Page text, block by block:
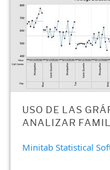
USO DE LAS
ANALIZAR
Minitab Statistical